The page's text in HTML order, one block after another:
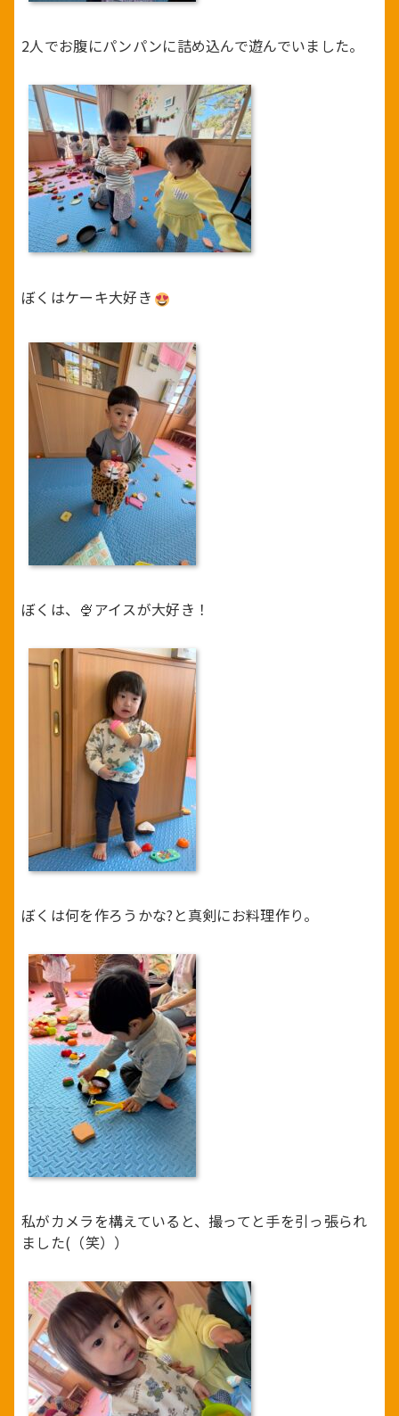
2人でお腹にパンパンに詰め込んで遊んでいました。
ぼくはケーキ大好き
ぼくは、🍨アイスが大好き！
ぼくは何を作ろうかな?と真剣にお料理作り。
私がカメラを構えていると、撮ってと手を引っ張られ
ました(（笑））